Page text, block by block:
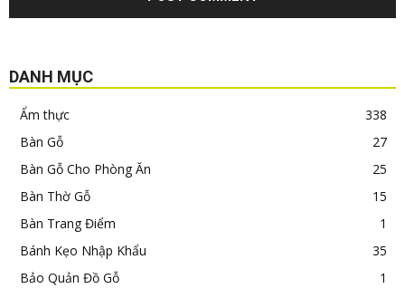
DANH MỤC
Ẩm thực
338
Bàn Gỗ
27
Bàn Gỗ Cho Phòng Ăn
25
Bàn Thờ Gỗ
15
Bàn Trang Điểm
1
Bánh Kẹo Nhập Khẩu
35
Bảo Quản Đồ Gỗ
1